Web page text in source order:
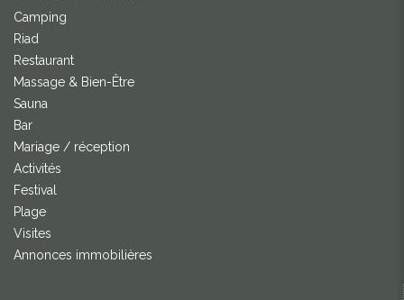
Camping
Riad
Restaurant
Massage & Bien-Être
Sauna
Bar
Mariage / réception
Activités
Festival
Plage
Visites
Annonces immobilières